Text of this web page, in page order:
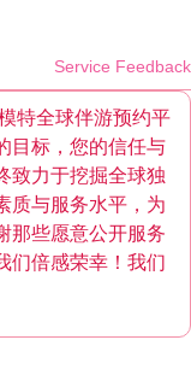
Service Feedback
特全球伴游预约平
目标，您的信任与
致力于挖掘全球独
质与服务水平，为
那些愿意公开服务
们倍感荣幸！我们